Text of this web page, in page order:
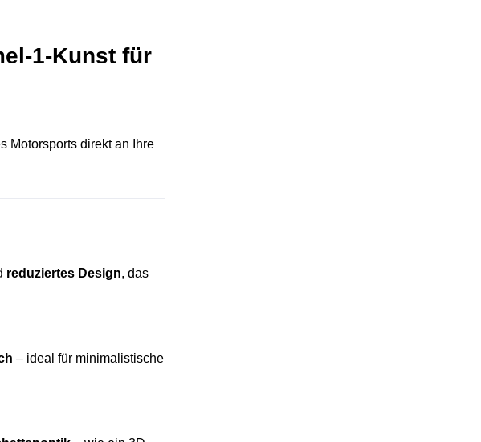
1-Kunst für
Motorsports direkt an Ihre
reduziertes Design, das
– ideal für minimalistische